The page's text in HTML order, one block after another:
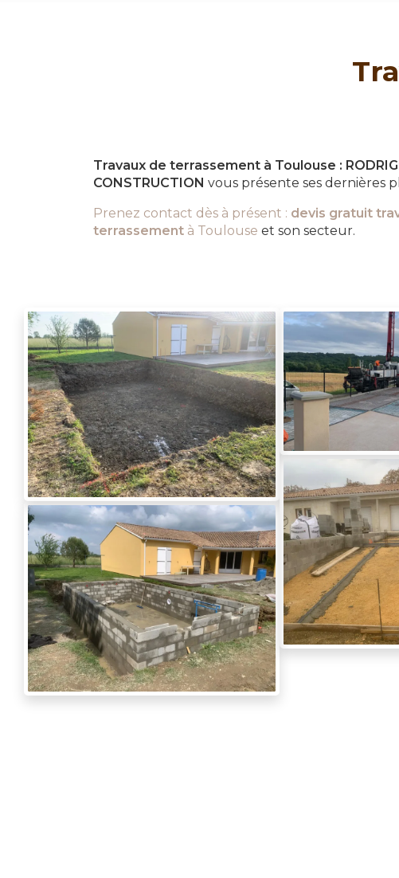
Travaux de terrassement à Toulouse :
CONSTRUCTION vous présente ses dernières
Prenez contact dès à présent : devis gratuit
terrassement à Toulouse et son secteur.